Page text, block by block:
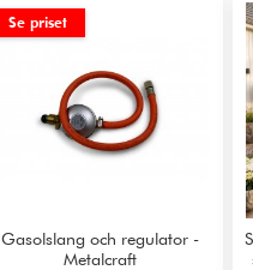
Se priset
Gasolslang och regulator -
Metalcraft